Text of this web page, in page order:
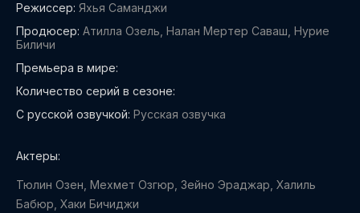
Режиссер: Яхья Саманджи
Продюсер: Атилла Озель, Налан Мертер Саваш, Нурие
Биличи
Премьера в мире:
Количество серий в сезоне:
С русской озвучкой: Русская озвучка
Актеры:
Тюлин Озен, Мехмет Озгюр, Зейно Эраджар, Халиль
Бабюр, Хаки Бичиджи